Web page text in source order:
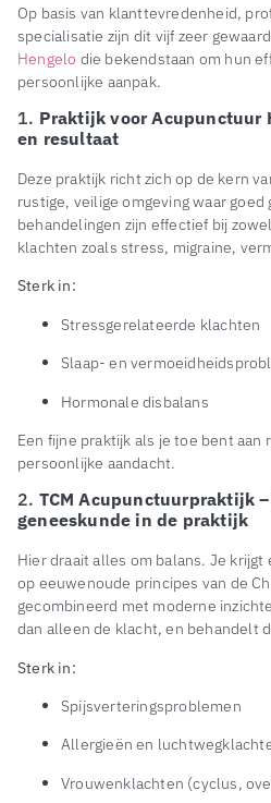
Op basis van klanttevredenheid,
specialisatie zijn dit vijf zeer
Hengelo die bekendstaan om hun
persoonlijke aanpak.
1. Praktijk voor Acupunctuur
en resultaat
Deze praktijk richt zich op de kern
rustige, veilige omgeving waar
behandelingen zijn effectief bij
klachten zoals stress, migraine,
Sterk in:
Stressgerelateerde klachten
Slaap- en
Hormonale disbalans
Een fijne praktijk als je toe bent
persoonlijke aandacht.
2. TCM Acupunctuurpraktijk
geneeskunde in de praktijk
Hier draait alles om balans. Je
op eeuwenoude principes van de
gecombineerd met moderne
dan alleen de klacht, en behandelt
Sterk in:
Spijsverteringsproblemen
Allergieën en
Vrouwenklachten (cyclus,